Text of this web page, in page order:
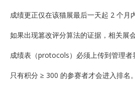
成绩更正仅在该猫展最后一天起 2 个
如果出现篡改评分算法的证据，相关展
成绩表（protocols）必须上传到管理
只有积分 ≥ 300 的参赛者才会进入排名。